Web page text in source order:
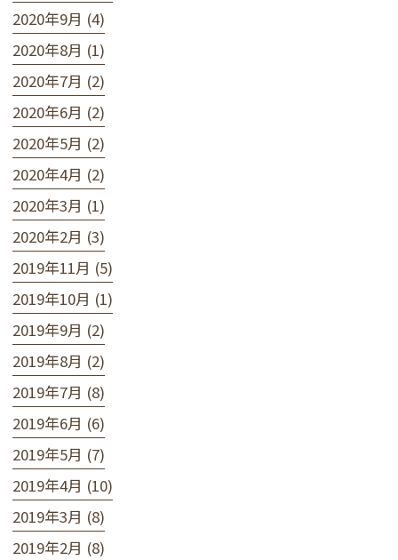
2020年9月 (4)
2020年8月 (1)
2020年7月 (2)
2020年6月 (2)
2020年5月 (2)
2020年4月 (2)
2020年3月 (1)
2020年2月 (3)
2019年11月 (5)
2019年10月 (1)
2019年9月 (2)
2019年8月 (2)
2019年7月 (8)
2019年6月 (6)
2019年5月 (7)
2019年4月 (10)
2019年3月 (8)
2019年2月 (8)